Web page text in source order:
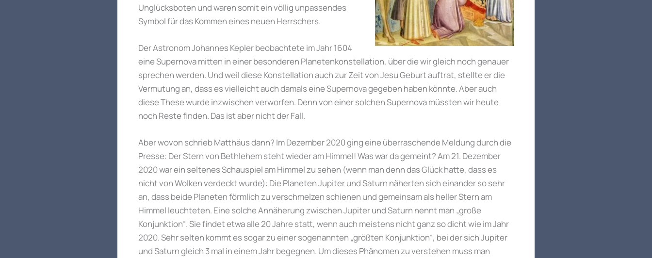
Unglücksboten und waren somit ein völlig unpassendes
Symbol für das Kommen eines neuen Herrschers.
Der Astronom Johannes Kepler beobachtete im Jahr 1604
eine Supernova mitten in einer besonderen Planetenkonstellation, über die wir gleich noch genauer
sprechen werden. Und weil diese Konstellation auch zur Zeit von Jesu Geburt auftrat, stellte er die
Vermutung an, dass es vielleicht auch damals eine Supernova gegeben haben könnte. Aber auch
diese These wurde inzwischen verworfen. Denn von einer solchen Supernova müssten wir heute
noch Reste finden. Das ist aber nicht der Fall.
Aber wovon schrieb Matthäus dann? Im Dezember 2020 ging eine überraschende Meldung durch die
Presse: Der Stern von Bethlehem steht wieder am Himmel! Was war da gemeint? Am 21. Dezember
2020 war ein seltenes Schauspiel am Himmel zu sehen (wenn man denn das Glück hatte, dass es
nicht von Wolken verdeckt wurde): Die Planeten Jupiter und Saturn näherten sich einander so sehr
an, dass beide Planeten förmlich zu verschmelzen schienen und gemeinsam als heller Stern am
Himmel leuchteten. Eine solche Annäherung zwischen Jupiter und Saturn nennt man „große
Konjunktion“. Sie findet etwa alle 20 Jahre statt, wenn auch meistens nicht ganz so dicht wie im Jahr
2020. Sehr selten kommt es sogar zu einer sogenannten „größten Konjunktion“, bei der sich Jupiter
und Saturn gleich 3 mal in einem Jahr begegnen. Um dieses Phänomen zu verstehen muss man